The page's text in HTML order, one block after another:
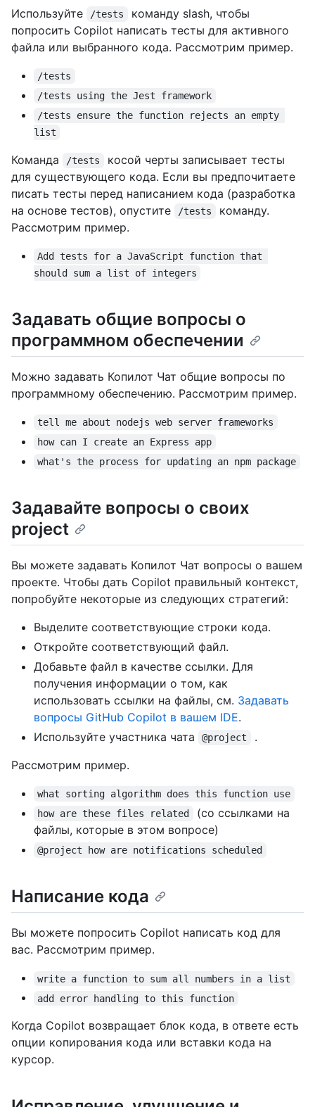
Используйте /tests
команду slash, чтобы
попросить Copilot написать тесты для активного
файла или выбранного кода. Рассмотрим пример.
/tests
/tests using the Jest framework
/tests ensure the function rejects an empty
list
Команда /tests
косой черты записывает тесты
для существующего кода. Если вы предпочитаете
писать тесты перед написанием кода (разработка
на основе тестов), опустите
/tests
команду.
Рассмотрим пример.
Add tests for a JavaScript function that
should sum a list of integers
Задавать общие вопросы о
программном обеспечении
Можно задавать Копилот Чат общие вопросы по
программному обеспечению. Рассмотрим пример.
tell me about nodejs web server frameworks
how can I create an Express app
what's the process for updating an npm package
Задавайте вопросы о своих
project
Вы можете задавать Копилот Чат вопросы о вашем
проекте. Чтобы дать Copilot правильный контекст,
попробуйте некоторые из следующих стратегий:
Выделите соответствующие строки кода.
Откройте соответствующий файл.
Добавьте файл в качестве ссылки. Для
получения информации о том, как
использовать ссылки на файлы, см. Задавать
вопросы GitHub Copilot в вашем IDE.
Используйте участника чата
@project
.
Рассмотрим пример.
what sorting algorithm does this function use
how are these files related
(со ссылками на
файлы, которые в этом вопросе)
@project how are notifications scheduled
Написание кода
Вы можете попросить Copilot написать код для
вас. Рассмотрим пример.
write a function to sum all numbers in a list
add error handling to this function
Когда Copilot возвращает блок кода, в ответе есть
опции копирования кода или вставки кода на
курсор.